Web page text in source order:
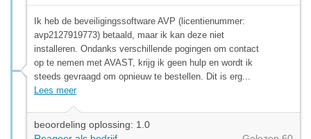
Ik heb de beveiligingssoftware AVP (licentienummer:
avp2127919773) betaald, maar ik kan deze niet
installeren. Ondanks verschillende pogingen om contact
op te nemen met AVAST, krijg ik geen hulp en wordt ik
steeds gevraagd om opnieuw te bestellen. Dit is erg...
Lees meer
beoordeling oplossing: 1.0